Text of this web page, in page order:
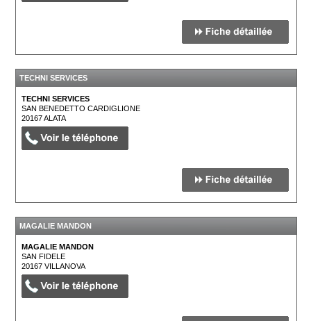
TECHNI SERVICES
TECHNI SERVICES
SAN BENEDETTO CARDIGLIONE
20167ALATA
MAGALIE MANDON
MAGALIE MANDON
SAN FIDELE
20167VILLANOVA